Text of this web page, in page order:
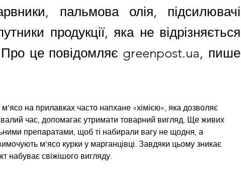
пальмова олія, підсилювачі
продукції, яка не відрізняється
Про це повідомляє greenpost.ua, пише
на прилавках часто напхане «хімією», яка дозволяє
час, допомагає утримати товарний вигляд. Ще живих
препаратами, щоб ті набирали вагу не щодня, а
м’ясо курки у марганцівці. Завдяки цьому зникає
набуває свіжішого вигляду.